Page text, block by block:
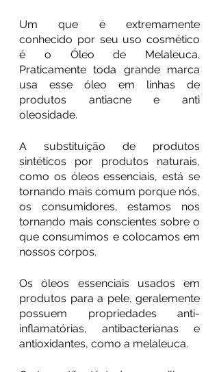
Um que é extremamente
conhecido por seu uso cosmético
é o Óleo de Melaleuca.
Praticamente toda grande marca
usa esse óleo em linhas de
produtos antiacne e anti
oleosidade.
A substituição de produtos
sintéticos por produtos naturais,
como os óleos essenciais, está se
tornando mais comum porque nós,
os consumidores, estamos nos
tornando mais conscientes sobre o
que consumimos e colocamos em
nossos corpos.
Os óleos essenciais usados ​​em
produtos para a pele, geralemente
possuem propriedades anti-
inflamatórias, antibacterianas e
antioxidantes, como a melaleuca.